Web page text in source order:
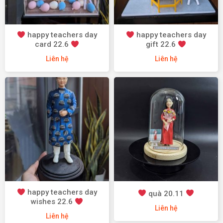
happy teachers day
card 22.6
Liên hệ
happy teachers day
gift 22.6
Liên hệ
happy teachers day
wishes 22.6
Liên hệ
quà 20.11
Liên hệ